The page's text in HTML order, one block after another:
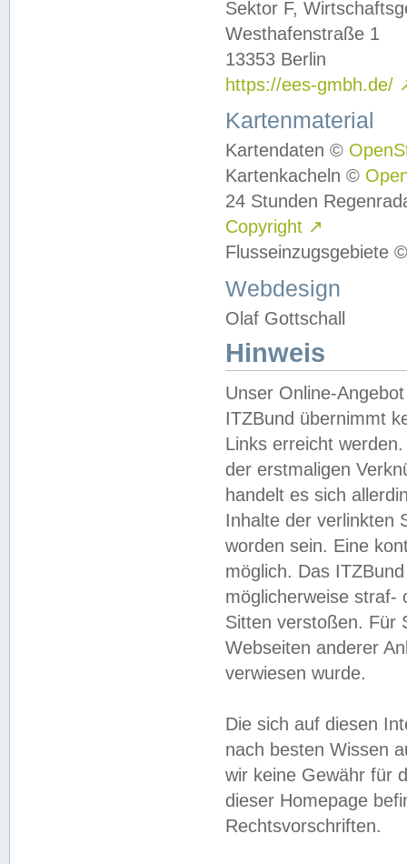
Sektor F,
Westhafenstraße 1
13353 Berlin
https://ees-gmbh.de/
Kartenmaterial
Kartendaten ©
Kartenkacheln ©
24 Stunden
Copyright ↗
Flusseinzugsgebiete
Webdesign
Olaf Gottschall
Hinweis
Unser Online-
ITZBund übernimmt
Links erreicht
der erstmaligen
handelt es sich
Inhalte der verlinkten
worden sein. Eine
möglich. Das
möglicherweise straf-
Sitten verstoßen. Für
Webseiten anderer
verwiesen wurde.
Die sich auf diesen
nach besten Wissen
wir keine Gewähr für
dieser Homepage
Rechtsvorschriften.